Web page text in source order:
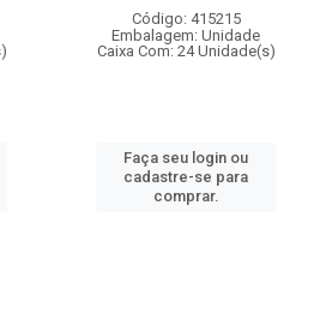
Código: 415215
Embalagem: Unidade
Caixa Com: 24 Unidade(s)
Faça seu login ou
cadastre-se para
comprar.